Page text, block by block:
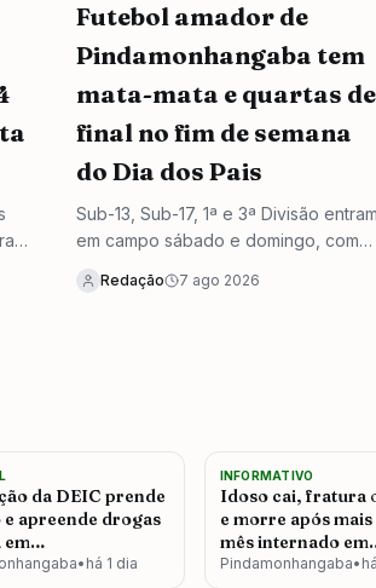
Futebol amador de
Pindamonhangaba tem
mata-mata e quartas de
final no fim de semana
do Dia dos Pais
Sub-13, Sub-17, 1ª e 3ª Divisão entram
em campo sábado e domingo, com
direito a mata-mata e quartas de final
Redação 7 ago 2026
da DEIC prende
apreende drogas
em
• há 1 dia
4
INFORMATIVO
Idoso cai, fratura
e morre após mais
mês internado em
Pindamonhangaba
Pindamonhangaba•